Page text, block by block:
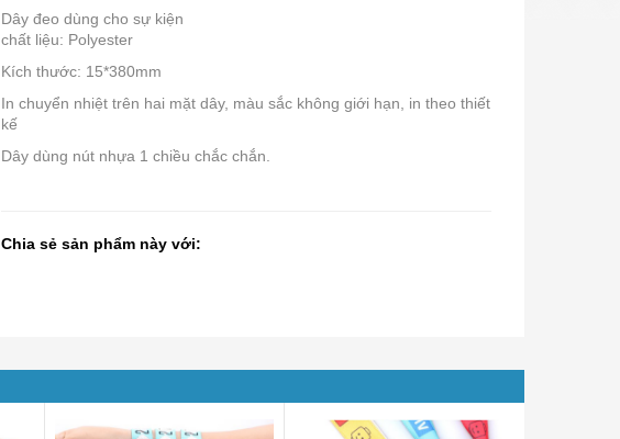
Dây đeo dùng cho sự kiện
chất liệu: Polyester
Kích thước: 15*380mm
In chuyển nhiệt trên hai mặt dây, màu sắc không giới hạn, in theo thiết
kế
Dây dùng nút nhựa 1 chiều chắc chắn.
Chia sẻ sản phẩm này với: